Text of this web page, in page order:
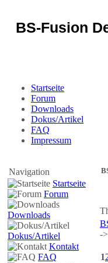
BS-Fusion
Startseite
Forum
Downloads
Dokus/Artikel
FAQ
Impressum
Navigation
Startseite
Forum
Downloads
Dokus/Artikel
Kontakt
FAQ
-
1